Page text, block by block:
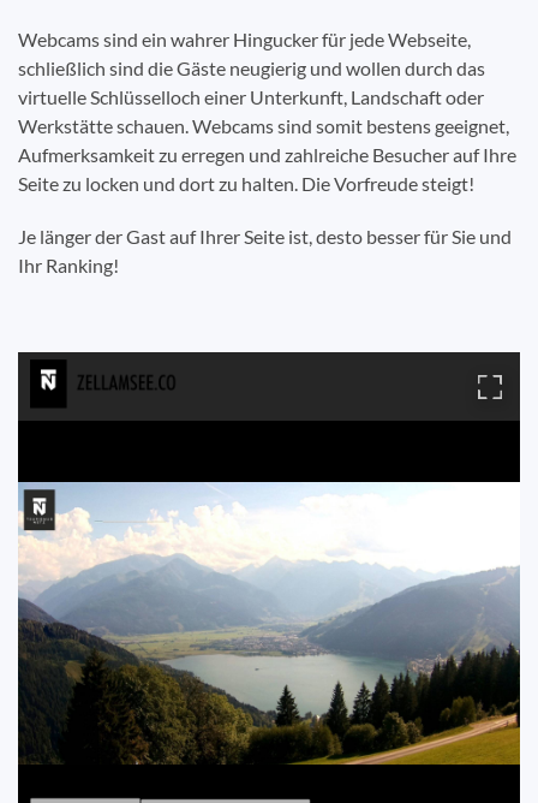
Webcams sind ein wahrer Hingucker für jede Webseite,
schließlich sind die Gäste neugierig und wollen durch das
virtuelle Schlüsselloch einer Unterkunft, Landschaft oder
Werkstätte schauen. Webcams sind somit bestens geeignet,
Aufmerksamkeit zu erregen und zahlreiche Besucher auf Ihre
Seite zu locken und dort zu halten. Die Vorfreude steigt!
Je länger der Gast auf Ihrer Seite ist, desto besser für Sie und
Ihr Ranking!